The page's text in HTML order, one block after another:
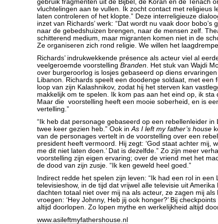
gebruik fragmenten uit de Bijbel, de Koran en de Tenach
vluchtelingen aan te vullen. Ik zocht contact met religieus
laten controleren of het klopte.” Deze interreligieuze
inzet van Richards’ werk: “Dat wordt nu vaak door bobo’s
naar de gebedshuizen brengen, naar de mensen zelf.
schitterend medium, maar migranten komen niet in de
Ze organiseren zich rond religie. We willen het
Richards’ indrukwekkende présence als acteur viel al
veelgeroemde voorstelling Branden. Het stuk van Wajdi
over burgeroorlog is losjes gebaseerd op diens
Libanon. Richards speelt een doodenge soldaat, met een
loop van zijn Kalashnikov, zodat hij het sterven kan
makkelijk om te spelen. Ik kom pas aan het eind op, ik sta
Maar die voorstelling heeft een mooie soberheid, en is
vertelling.”
“Ik heb dat personage gebaseerd op een rebellenleider in
twee keer gezien heb.” Ook inAs I left my father’s house
van de personages vertelt in de voorstelling over een
president heeft vermoord. Hij zegt: ‘God staat achter mij,
me dit niet laten doen.’ Dat is dezelfde.” Zo zijn meer
voorstelling zijn eigen ervaring; over de vriend met het
de dood van zijn zusje. “Ik ken geweld heel goed.”
Indirect redde het spelen zijn leven: “Ik had een rol in een
televisieshow, in de tijd dat vrijwel alle televisie uit
dachten totaal niet over mij na als acteur, ze zagen mij
vroegen: ‘Hey Johnny, Heb jij ook honger?’ Bij
altijd doorlopen. Zo lopen mythe en werkelijkheid altijd
www.asileftmyfathershouse.nl